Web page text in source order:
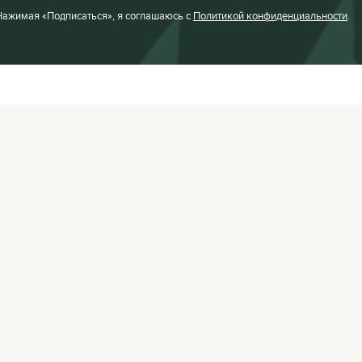
«Подписаться», я соглашаюсь с Политикой конфиденциальности.